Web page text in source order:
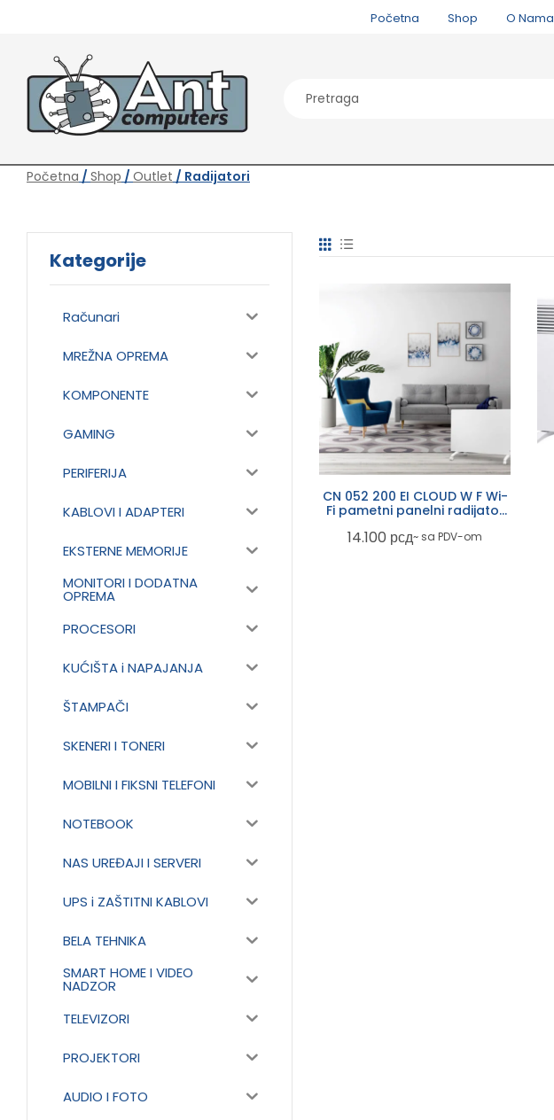
Početna Shop O Nama
Početna / Shop / Outlet / Radijatori
CN 052 200 EI CLOUD W F Wi-
Fi pametni panelni radijator
14.100 рсд~ sa PDV-om
Kategorije
Računari
MREŽNA OPREMA
KOMPONENTE
GAMING
PERIFERIJA
KABLOVI I ADAPTERI
EKSTERNE MEMORIJE
MONITORI I DODATNA
OPREMA
PROCESORI
KUĆIŠTA i NAPAJANJA
ŠTAMPAČI
SKENERI I TONERI
MOBILNI I FIKSNI TELEFONI
NOTEBOOK
NAS UREĐAJI I SERVERI
UPS i ZAŠTITNI KABLOVI
BELA TEHNIKA
SMART HOME I VIDEO
NADZOR
TELEVIZORI
PROJEKTORI
AUDIO I FOTO